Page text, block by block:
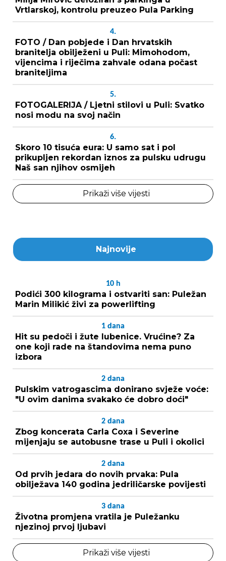
Vrtlarskoj, kontrolu preuzeo Pula Parking
4.
FOTO / Dan pobjede i Dan hrvatskih
branitelja obilježeni u Puli: Mimohodom,
vijencima i riječima zahvale odana počast
braniteljima
5.
FOTOGALERIJA / Ljetni stilovi u Puli: Svatko
nosi modu na svoj način
6.
Skoro 10 tisuća eura: U samo sat i pol
prikupljen rekordan iznos za pulsku udrugu
Naš san njihov osmijeh
Prikaži više vijesti
Najnovije
10 h
Podići 300 kilograma i ostvariti san: Puležan
Marin Milikić živi za powerlifting
1 dana
Hit su pedoči i žute lubenice. Vrućine? Za
one koji rade na štandovima nema puno
izbora
2 dana
Pulskim vatrogascima donirano svježe voće:
"U ovim danima svakako će dobro doći"
2 dana
Zbog koncerata Carla Coxa i Severine
mijenjaju se autobusne trase u Puli i okolici
2 dana
Od prvih jedara do novih prvaka: Pula
obilježava 140 godina jedriličarske povijesti
3 dana
Životna promjena vratila je Puležanku
njezinoj prvoj ljubavi
Prikaži više vijesti